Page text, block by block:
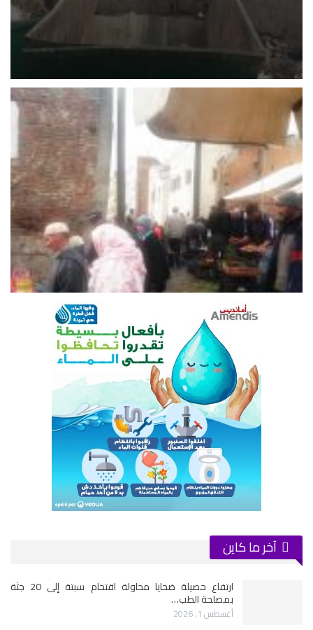
آخر ما كاين
ارتفاع حصيلة ضحايا محاولة اقتحام سبتة إلى 20 جثة
بمصلحة الطب…
أغسطس 1, 2026